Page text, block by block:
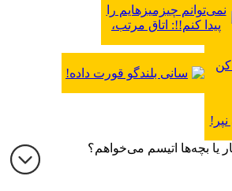
نمی‌توانم چیزمیزهایم را
پیدا کنم!!: اتاق مرتب،
سانی بلندگو قورت داده!